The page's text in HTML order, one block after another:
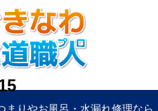
まりやお風呂・水漏れ修理なら